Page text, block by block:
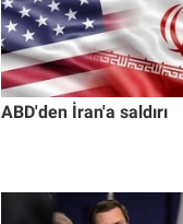
ABD'den İran'a saldırı